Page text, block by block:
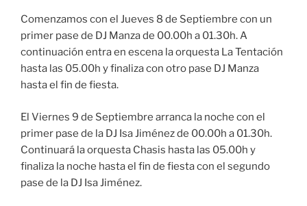
Comenzamos con el Jueves 8 de Septiembre con un
primer pase de DJ Manza de 00.00h a 01.30h. A
continuación entra en escena la orquesta La Tentación
hasta las 05.00h y finaliza con otro pase DJ Manza
hasta el fin de fiesta.
El Viernes 9 de Septiembre arranca la noche con el
primer pase de la DJ Isa Jiménez de 00.00h a 01.30h.
Continuará la orquesta Chasis hasta las 05.00h y
finaliza la noche hasta el fin de fiesta con el segundo
pase de la DJ Isa Jiménez.